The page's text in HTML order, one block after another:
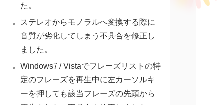
た。
ステレオからモノラルへ変換する際に
音質が劣化してしまう不具合を修正し
ました。
Windows7 / Vistaでフレーズリストの特
定のフレーズを再生中に左カーソルキ
ーを押しても該当フレーズの先頭から